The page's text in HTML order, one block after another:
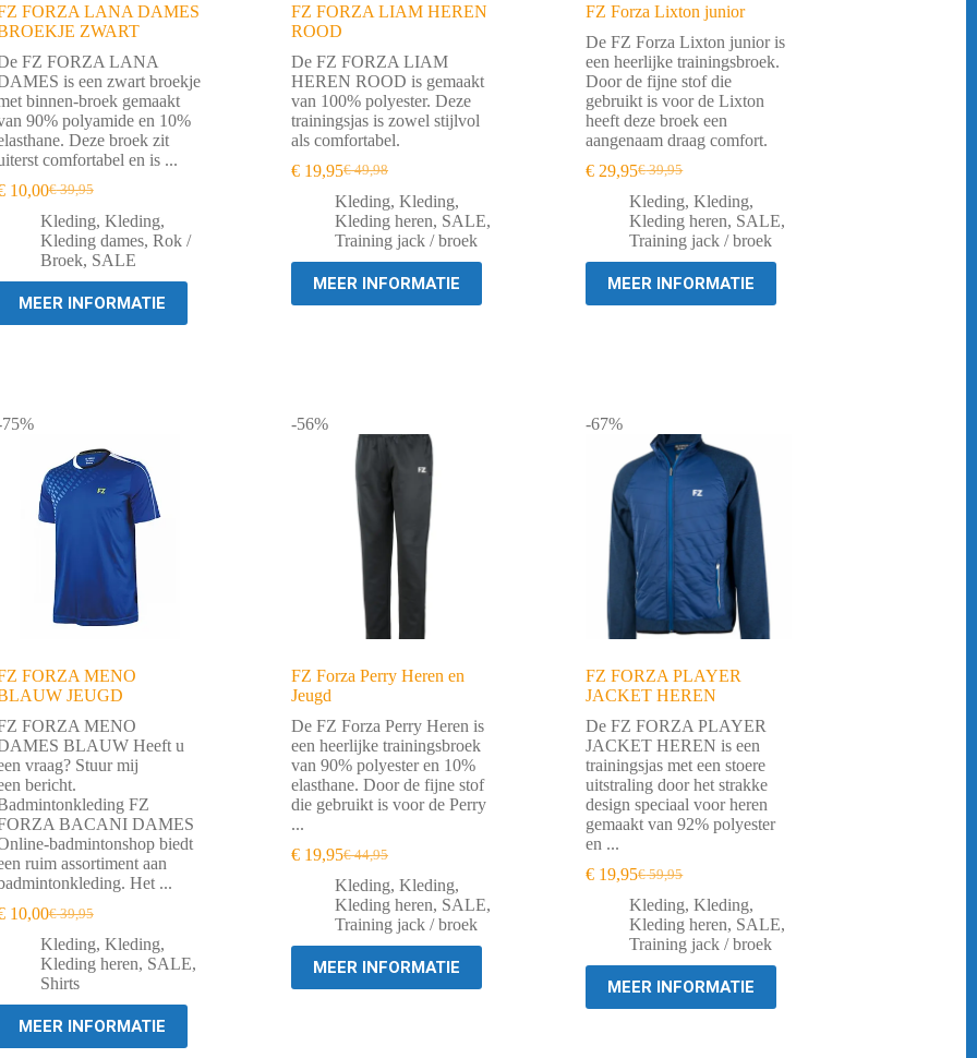
FORZA LANA DAMES
ZWART
FZ FORZA LANA
is een zwart broekje
binnen-broek gemaakt
90% polyamide en 10%
Deze broek zit
comfortabel en is ...
€39,95
Oorspronkelijke
prijs
was:
€ 39,95.
10,00Huidige
prijs
is:
€ 10,00.
Kleding, Kleding,
Kleding dames, Rok /
Broek, SALE
MEER INFORMATIE
FZ FORZA LIAM HEREN
ROOD
De FZ FORZA LIAM
HEREN ROOD is gemaakt
van 100% polyester. Deze
trainingsjas is zowel stijlvol
als comfortabel.
€49,98
Oorspronkelijke
prijs
was:
€ 49,98.
€ 19,95Huidige
prijs
is:
€ 19,95.
Kleding,Kleding,
Kleding heren, SALE,
Training jack / broek
MEER INFORMATIE
FZ Forza Lixton junior
De FZ Forza Lixton junior is
een heerlijke trainingsbroek.
Door de fijne stof die
gebruikt is voor de Lixton
heeft deze broek een
aangenaam draag comfort.
€39,95
Oorspronkelijke
prijs
was:
€ 39,95.
€ 29,95Huidige
prijs
is:
€ 29,95.
Kleding,Kleding,
Kleding heren, SALE,
Training jack / broek
MEER INFORMATIE
FORZA MENO
JEUGD
FORZA MENO
BLAUW Heeft u
vraag? Stuur mij
bericht.
FZ
BACANI DAMES
badmintonshop biedt
ruim assortiment aan
Het ...
€39,95
Oorspronkelijke
prijs
was:
€ 39,95.
10,00Huidige
prijs
is:
€ 10,00.
Kleding, Kleding,
Kleding heren, SALE,
Shirts
MEER INFORMATIE
-56%
FZ Forza Perry Heren en
Jeugd
De FZ Forza Perry Heren is
een heerlijke trainingsbroek
van 90% polyester en 10%
elasthane. Door de fijne stof
die gebruikt is voor de Perry
...
€44,95
Oorspronkelijke
prijs
was:
€ 44,95.
€ 19,95Huidige
prijs
is:
€ 19,95.
Kleding,Kleding,
Kleding heren, SALE,
Training jack / broek
MEER INFORMATIE
-67%
FZ FORZA PLAYER
JACKET HEREN
De FZ FORZA PLAYER
JACKET HEREN is een
trainingsjas met een stoere
uitstraling door het strakke
design speciaal voor heren
gemaakt van 92% polyester
en ...
€59,95
Oorspronkelijke
prijs
was:
€ 59,95.
€ 19,95Huidige
prijs
is:
€ 19,95.
Kleding,Kleding,
Kleding heren, SALE,
Training jack / broek
MEER INFORMATIE